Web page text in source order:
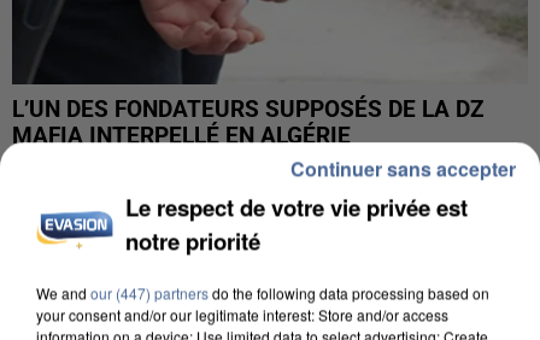
L’UN DES FONDATEURS SUPPOSÉS DE LA DZ
MAFIA INTERPELLÉ EN ALGÉRIE
Le respect de votre vie privée est
notre priorité
We and our (447) partnersdo the following data processing based on
your consent and/or our legitimate interest: Store and/or access
information on a device; Use limited data to select advertising; Create
Continuer sans accepter